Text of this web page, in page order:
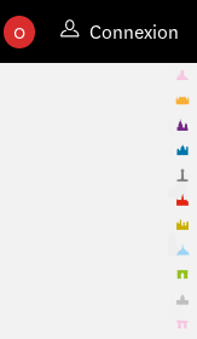
0 Connexion